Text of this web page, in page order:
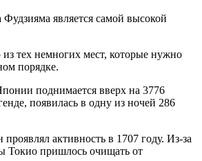
Фудзияма является самой высокой
тех немногих мест, которые нужно
порядке.
поднимается вверх на 3776
появилась в одну из ночей 286
активность в 1707 году. Из-за
Токио пришлось очищать от